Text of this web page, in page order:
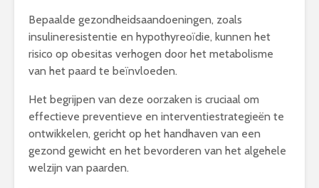
Bepaalde gezondheidsaandoeningen, zoals
insulineresistentie en hypothyreoïdie, kunnen het
risico op obesitas verhogen door het metabolisme
van het paard te beïnvloeden.
Het begrijpen van deze oorzaken is cruciaal om
effectieve preventieve en interventiestrategieën te
ontwikkelen, gericht op het handhaven van een
gezond gewicht en het bevorderen van het algehele
welzijn van paarden.